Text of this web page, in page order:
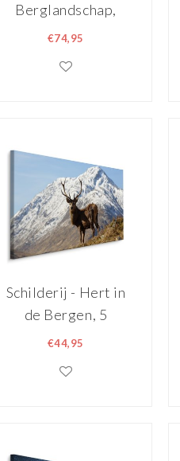
Berglandschap,
multi-gekleurd, 4
wanddecoratie
€74,95
Schilderij - Hert in
de Bergen, 5
maten, Premium
€44,95